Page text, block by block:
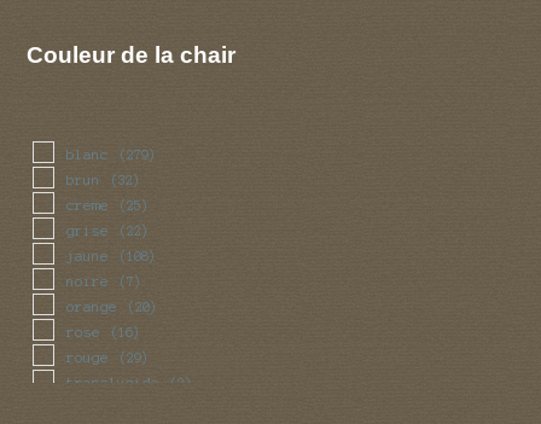
Couleur de la chair
blanc (279)
brun (32)
creme (25)
grise (22)
jaune (108)
noire (7)
orange (20)
rose (16)
rouge (29)
translucide (2)